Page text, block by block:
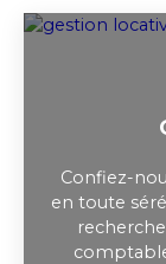
Confiez-
en toute